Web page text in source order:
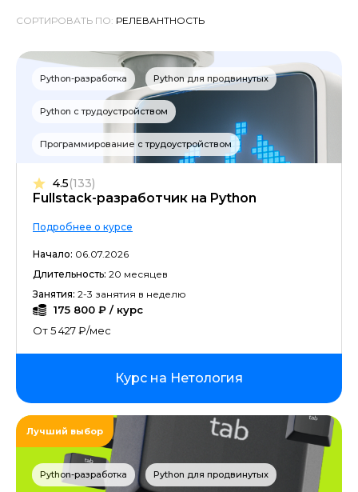
СОРТИРОВАТЬ ПО:
Python-разработка Python для продвинутых
Python с трудоустройством
Программирование с трудоустройством
Fullstack-разработчик на Python
4.5(133)
Подробнее о курсе
Начало: 06.07.2026
Длительность: 20 месяцев
Занятия: 2-3 занятия в неделю
175 800 ₽ / курс
От 5 427 ₽/мес
Курс на Нетология
Лучший выбор
Python-разработка Python для продвинутых